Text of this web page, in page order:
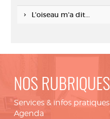
L'oiseau m'a dit...
NOS RUBRIQUES
Services & infos pratiques
Agenda